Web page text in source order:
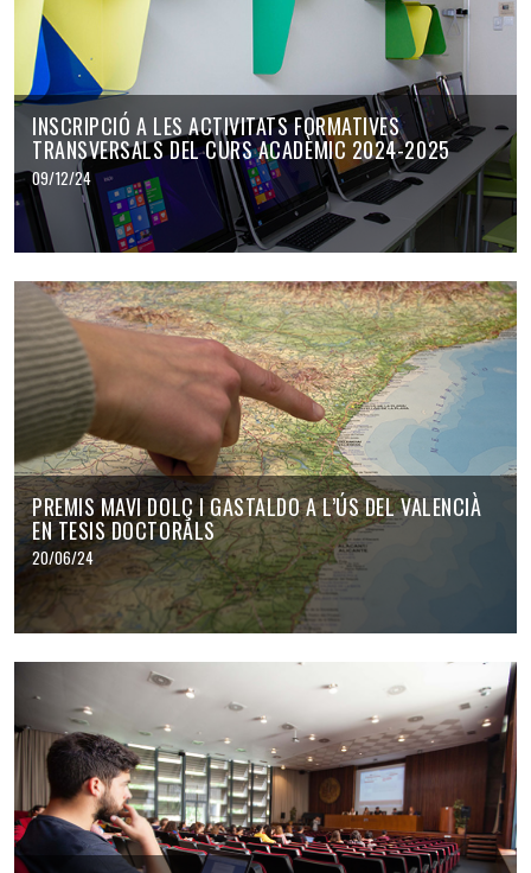
INSCRIPCIÓ A LES ACTIVITATS FORMATIVES
TRANSVERSALS DEL CURS ACADÈMIC 2024-2025
09/12/24
PREMIS MAVI DOLÇ I GASTALDO A L’ÚS DEL VALENCIÀ
EN TESIS DOCTORALS
20/06/24